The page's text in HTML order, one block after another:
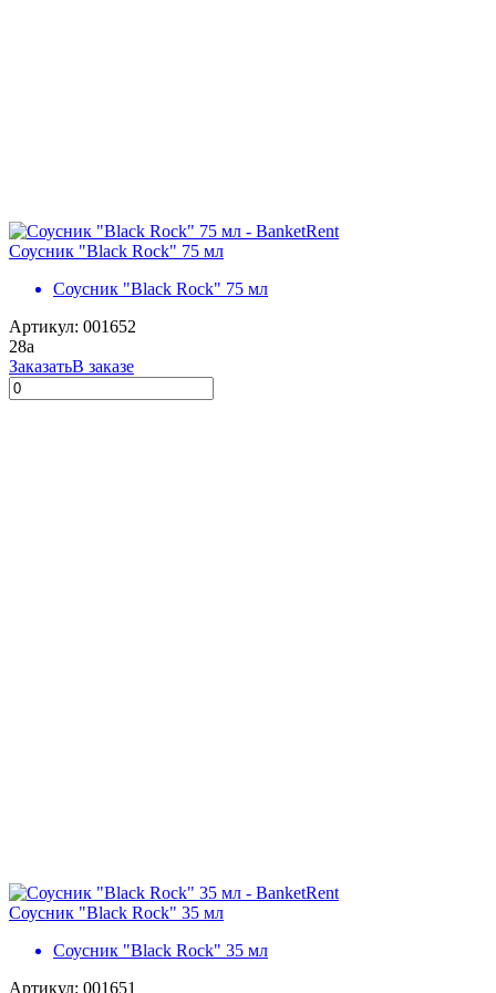
Соусник "Black Rock" 75 мл
Соусник "Black Rock" 75 мл
Артикул: 001652
28a
ЗаказатьВ заказе
Соусник "Black Rock" 35 мл
Соусник "Black Rock" 35 мл
Артикул: 001651